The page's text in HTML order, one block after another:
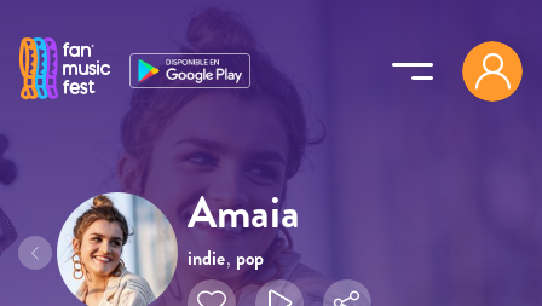
Pasar al contenido principal
Amaia
indie, pop